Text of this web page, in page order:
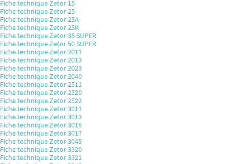
Fiche technique Zetor 15
Fiche technique Zetor 25
Fiche technique Zetor 25A
Fiche technique Zetor 25K
Fiche technique Zetor 35 SUPER
Fiche technique Zetor 50 SUPER
Fiche technique Zetor 2011
Fiche technique Zetor 2013
Fiche technique Zetor 2023
Fiche technique Zetor 2040
Fiche technique Zetor 2511
Fiche technique Zetor 2520
Fiche technique Zetor 2522
Fiche technique Zetor 3011
Fiche technique Zetor 3013
Fiche technique Zetor 3016
Fiche technique Zetor 3017
Fiche technique Zetor 3045
Fiche technique Zetor 3320
Fiche technique Zetor 3321